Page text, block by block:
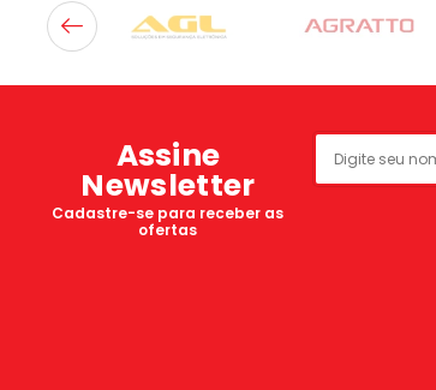
Assine
Newsletter
Cadastre-se para receber as
ofertas